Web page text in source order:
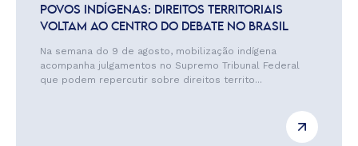
POVOS INDÍGENAS: DIREITOS TERRITORIAIS
VOLTAM AO CENTRO DO DEBATE NO BRASIL
Na semana do 9 de agosto, mobilização indígena
acompanha julgamentos no Supremo Tribunal Federal
que podem repercutir sobre direitos territo...